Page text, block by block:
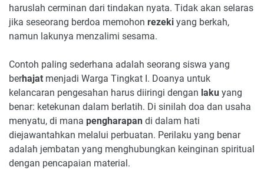
haruslah cerminan dari tindakan nyata. Tidak akan selaras
jika seseorang berdoa memohon rezeki yang berkah,
namun lakunya menzalimi sesama.
Contoh paling sederhana adalah seorang siswa yang
berhajat menjadi Warga Tingkat I. Doanya untuk
kelancaran pengesahan harus diiringi dengan laku yang
benar: ketekunan dalam berlatih. Di sinilah doa dan usaha
menyatu, di mana pengharapan di dalam hati
diejawantahkan melalui perbuatan. Perilaku yang benar
adalah jembatan yang menghubungkan keinginan spiritual
dengan pencapaian material.